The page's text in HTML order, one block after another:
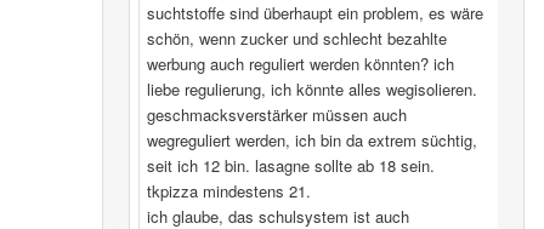
suchtstoffe sind überhaupt ein problem, es wäre
schön, wenn zucker und schlecht bezahlte
werbung auch reguliert werden könnten? ich
liebe regulierung, ich könnte alles wegisolieren.
geschmacksverstärker müssen auch
wegreguliert werden, ich bin da extrem süchtig,
seit ich 12 bin. lasagne sollte ab 18 sein.
tkpizza mindestens 21.
ich glaube, das schulsystem ist auch